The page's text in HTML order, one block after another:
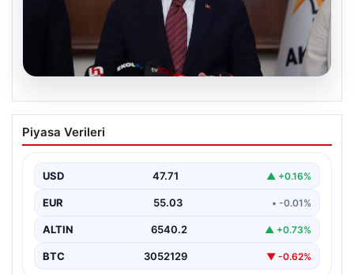
04.08.2026
AKP’den ‘çerçeve yasa’ açıklaması:
Süreç ve beklentiler
toplantısını yarın gerçekleştireceklerini belirtti. Güler,
kanun…
Piyasa Verileri
USD 47.71 ▲ +0.16%
EUR 55.03 • -0.01%
ALTIN 6540.2 ▲ +0.73%
BTC 3052129 ▼ -0.62%